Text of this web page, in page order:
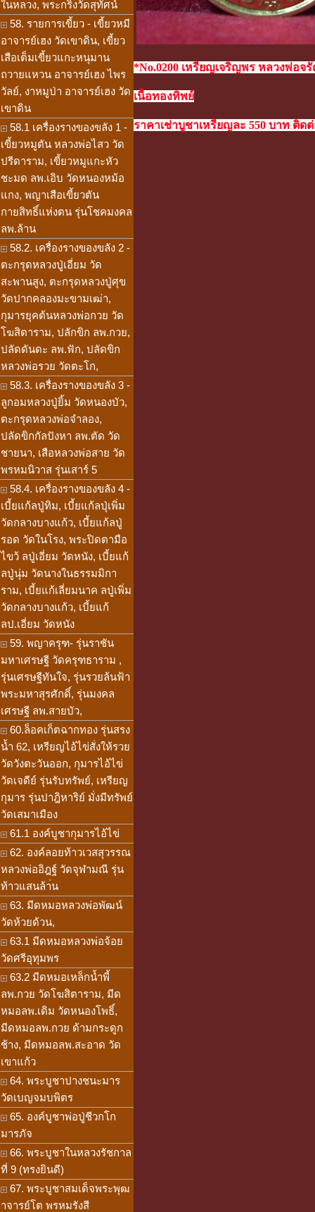
ในหลวง, พระกริ่งวัดสุทัศน์
58. รายการเขี้ยว - เขี้ยวหมี
อาจารย์เฮง วัดเขาดิน, เขี้ยว
เสือเต็มเขี้ยวแกะหนุมาน
ถวายแหวน อาจารย์เฮง ไพร
วัลย์, งาหมูป่า อาจารย์เฮง วัด
เขาดิน
58.1 เครื่องรางของขลัง 1 -
เขี้ยวหมูตัน หลวงพ่อไสว วัด
ปรีดาราม, เขี้ยวหมูแกะหัว
ชะมด ลพ.เอิบ วัดหนองหม้อ
แกง, พญาเสือเขี้ยวตัน
กายสิทธิ์แห่งตน รุ่นโชคมงคล
ลพ.ล้าน
58.2. เครื่องรางของขลัง 2 -
ตะกรุดหลวงปู่เอี่ยม วัด
สะพานสูง, ตะกรุดหลวงปู่ศุข
วัดปากคลองมะขามเฒ่า,
กุมารยุคต้นหลวงพ่อกวย วัด
โฆสิตาราม, ปลักขิก ลพ.กวย,
ปลัดดันดะ ลพ.ฟัก, ปลัดขิก
หลวงพ่อรวย วัดตะโก,
58.3. เครื่องรางของขลัง 3 -
ลูกอมหลวงปู่ยิ้ม วัดหนองบัว,
ตะกรุดหลวงพ่อจำลอง,
ปลัดขิกกัลปังหา ลพ.ตัด วัด
ชายนา, เสือหลวงพ่อสาย วัด
พรหมนิวาส รุ่นเสาร์ 5
58.4. เครื่องรางของขลัง 4 -
เบี้ยแก้ลปู่ทิม, เบี้ยแก้ลปุ่เพิ่ม
วัดกลางบางแก้ว, เบี้ยแก้ลปู่
รอด วัดในโรง, พระปิดตามือ
ไขว้ ลปู่เอี่ยม วัดหนัง, เบี้ยแก้
ลปู่นุ่ม วัดนางในธรรมมิกา
ราม, เบี้ยแก้เลี่ยมนาค ลปู่เพิ่ม
วัดกลางบางแก้ว, เบี้ยแก้
ลป.เอี่ยม วัดหนัง
59. พญาครุฑ- รุ่นราชัน
มหาเศรษฐี วัดครุฑธาราม ,
รุ่นเศรษฐีทันใจ, รุ่นรวยล้นฟ้า
พระมหาสุรศักดิ์, รุ่นมงคล
เศรษฐี ลพ.สายบัว,
60.ล็อคเก็ตฉากทอง รุ่นสรง
น้ำ 62, เหรียญไอ้ไข่สั่งให้รวย
วัดวังตะวันออก, กุมารไอ้ไข่
วัดเจดีย์ รุ่นรับทรัพย์, เหรียญ
กุมาร รุ่นปาฎิหาริย์ มั่งมีทรัพย์
วัดเสมาเมือง
61.1 องค์บูชากุมารไอ้ไข่
62. องค์ลอยท้าวเวสสุวรรณ
หลวงพ่ออิฎฐ์ วัดจุฬามณี รุ่น
ท้าวแสนล้า่น
63. มีดหมอหลวงพ่อพัฒน์
วัดห้วยด้วน,
63.1 มีดหมอหลวงพ่อจ้อย
วัดศรีอุทุมพร
63.2 มีดหมอเหล็กน้ำพี้
ลพ.กวย วัดโฆสิตาราม, มีด
หมอลพ.เดิม วัดหนองโพธิ์,
มีดหมอลพ.กวย ด้ามกระดูก
ช้าง, มีดหมอลพ.สะอาด วัด
เขาแก้ว
64. พระบูชาปางชนะมาร
วัดเบญจมบพิตร
65. องค์บูชาพ่อปู่ชีวกโก
มารภัจ
66. พระบูชาในหลวงรัชกาล
ที่ 9 (ทรงยินดี)
67. พระบูชาสมเด็จพระพุฒ
าจารย์โต พรหมรังสี
*No.0200 เหรียญเจริญพร หลวงพ่อ
เนื้อทองทิพย์
ราคาเช่าบูชาเหรียญละ 550 บาท ติด